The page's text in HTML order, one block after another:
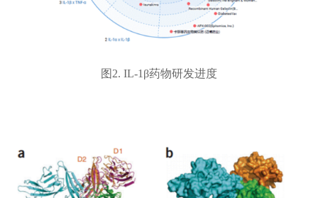
图2. IL-1β药物研发进度